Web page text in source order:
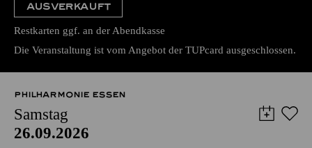
AUSVERKAUFT
Restkarten ggf. an der Abendkasse
Die Veranstaltung ist vom Angebot der TUPcard ausgeschlossen.
PHILHARMONIE ESSEN
Samstag
26.09.2026